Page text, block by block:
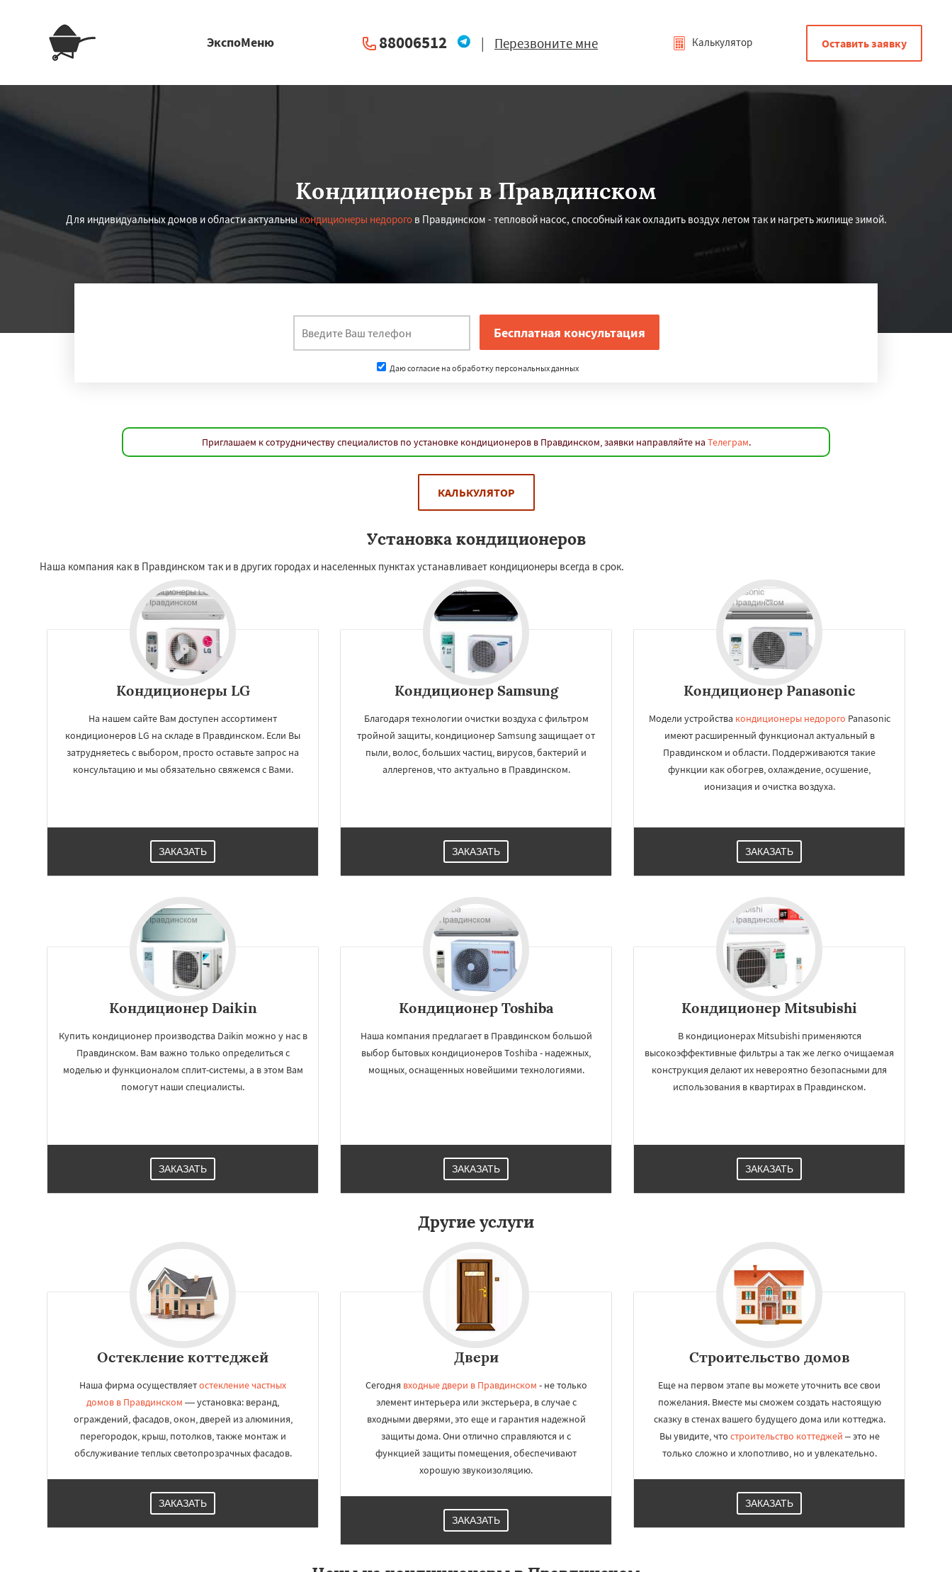
регионам
Северный Софрино Томилино Тучково
Черусти
ЭкспоМеню 88006512 | Перезвоните мне Калькулятор Оставить заявку
Кондиционеры в Правдинском
Для индивидуальных домов и области актуальны кондиционеры недорогов Правдинском - тепловой насос, способный как охладить воздух летом так и нагреть жилище зимой.
Даю согласие на обработку персональных данных
Приглашаем к сотрудничеству специалистов по установке кондиционеров в Правдинском, заявки направляйте на Телеграм.
КАЛЬКУЛЯТОР
Установка кондиционеров
Наша компания как в Правдинском так и в других городах и населенных пунктах устанавливает кондиционеры всегда в срок.
Кондиционеры LG
На нашем сайте Вам доступен ассортимент
кондиционеров LG на складе в Правдинском. Если Вы
затрудняетесь с выбором, просто оставьте запрос на
консультацию и мы обязательно свяжемся с Вами.
ЗАКАЗАТЬ
Кондиционер Samsung
Благодаря технологии очистки воздуха с фильтром
тройной защиты, кондиционер Samsung защищает от
пыли, волос, больших частиц, вирусов, бактерий и
аллергенов, что актуально в Правдинском.
ЗАКАЗАТЬ
Кондиционер Panasonic
Модели устройства кондиционеры недорого Panasonic
имеют расширенный функционал актуальный в
Правдинском и области. Поддерживаются такие
функции как обогрев, охлаждение, осушение,
ионизация и очистка воздуха.
ЗАКАЗАТЬ
Кондиционер Daikin
Купить кондиционер производства Daikin можно у нас в
Правдинском. Вам важно только определиться с
моделью и функционалом сплит-системы, а в этом Вам
помогут наши специалисты.
ЗАКАЗАТЬ
Кондиционер Toshiba
Наша компания предлагает в Правдинском большой
выбор бытовых кондиционеров Toshiba - надежных,
мощных, оснащенных новейшими технологиями.
ЗАКАЗАТЬ
Кондиционер Mitsubishi
В кондиционерах Mitsubishi применяются
высокоэффективные фильтры а так же легко очищаемая
конструкция делают их невероятно безопасными для
использования в квартирах в Правдинском.
ЗАКАЗАТЬ
Другие услуги
Остекление коттеджей
Наша фирма осуществляетостекление частных
домов в Правдинском — установка: веранд,
ограждений, фасадов, окон, дверей из алюминия,
перегородок, крыш, потолков, также монтаж и
обслуживание теплых светопрозрачных фасадов.
ЗАКАЗАТЬ
Двери
Сегодня входные двери в Правдинском - не только
элемент интерьера или экстерьера, в случае с
входными дверями, это еще и гарантия надежной
защиты дома. Они отлично справляются и с
функцией защиты помещения, обеспечивают
хорошую звукоизоляцию.
ЗАКАЗАТЬ
Строительство домов
Еще на первом этапе вы можете уточнить все свои
пожелания. Вместе мы сможем создать настоящую
сказку в стенах вашего будущего дома или коттеджа.
Вы увидите, что строительство коттеджей – это не
только сложно и хлопотливо, но и увлекательно.
ЗАКАЗАТЬ